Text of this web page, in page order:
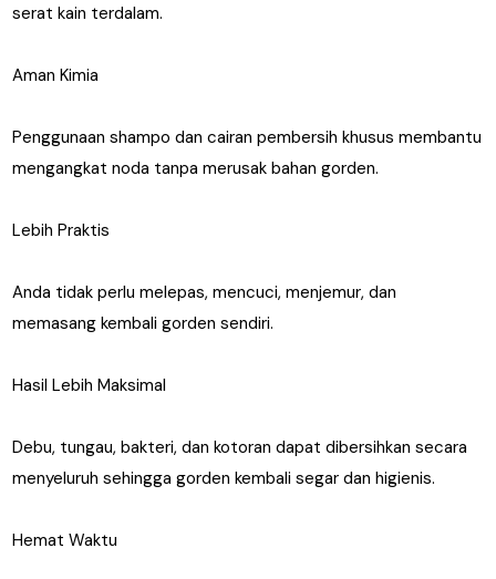
serat kain terdalam.
Aman Kimia
Penggunaan shampo dan cairan pembersih khusus membantu
mengangkat noda tanpa merusak bahan gorden.
Lebih Praktis
Anda tidak perlu melepas, mencuci, menjemur, dan
memasang kembali gorden sendiri.
Hasil Lebih Maksimal
Debu, tungau, bakteri, dan kotoran dapat dibersihkan secara
menyeluruh sehingga gorden kembali segar dan higienis.
Hemat Waktu